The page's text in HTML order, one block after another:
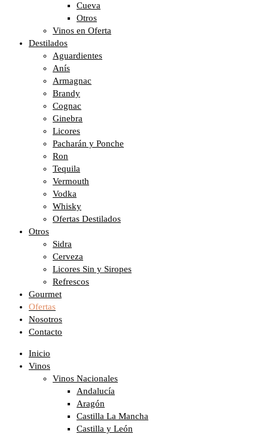
Cueva
Otros
Vinos en Oferta
Destilados
Aguardientes
Anís
Armagnac
Brandy
Cognac
Ginebra
Licores
Pacharán y Ponche
Ron
Tequila
Vermouth
Vodka
Whisky
Ofertas Destilados
Otros
Sidra
Cerveza
Licores Sin y Siropes
Refrescos
Gourmet
Ofertas
Nosotros
Contacto
Inicio
Vinos
Vinos Nacionales
Andalucía
Aragón
Castilla La Mancha
Castilla y León